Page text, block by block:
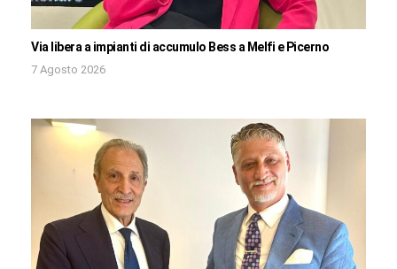
Via libera a impianti di accumulo Bess a Melfi e Picerno
7 Agosto 2026